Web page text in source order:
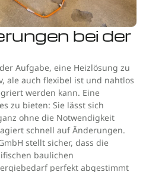
bei der
Aufgabe, eine Heizlösung zu
ale auch flexibel ist und nahtlos
werden kann. Eine
zu bieten: Sie lässt sich
ohne die Notwendigkeit
schnell auf Änderungen.
stellt sicher, dass die
baulichen
perfekt abgestimmt